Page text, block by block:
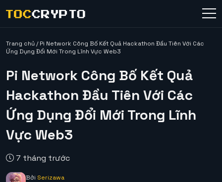
Trang chủ/Pi Network Công Bố Kết Quả Hackathon Đầu Tiên Với Các
Ứng Dụng Đổi Mới Trong Lĩnh Vực Web3
Pi Network Công Bố Kết Quả
Hackathon Đầu Tiên Với Các
Ứng Dụng Đổi Mới Trong Lĩnh
Vực Web3
7 tháng trước
Bởi Serizawa